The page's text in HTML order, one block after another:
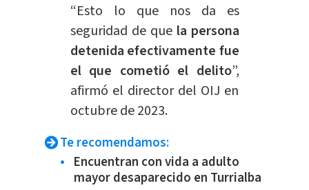
“Esto lo que nos da es
seguridad de quela persona
detenida efectivamente fue
el que cometió el delito”,
afirmó el director del OIJ en
octubre de 2023.
Te recomendamos:
Encuentran con vida a adulto
mayor desaparecido en Turrialba